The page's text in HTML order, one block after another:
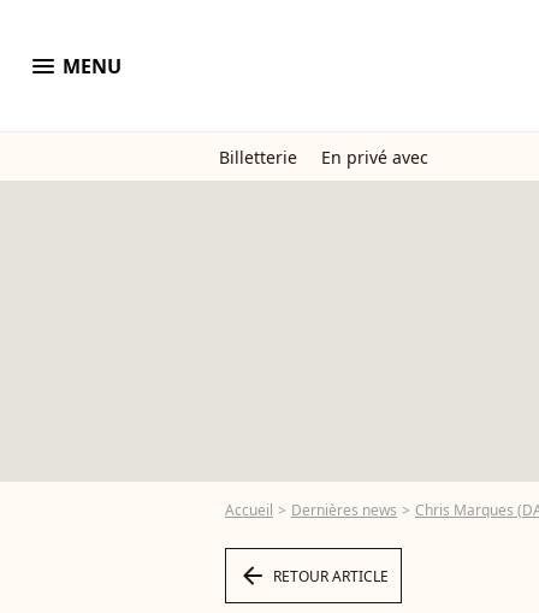
menu MENU
Billetterie En privé avec
Accueil Dernières news Chris Marques
arrow_left RETOUR ARTICLE